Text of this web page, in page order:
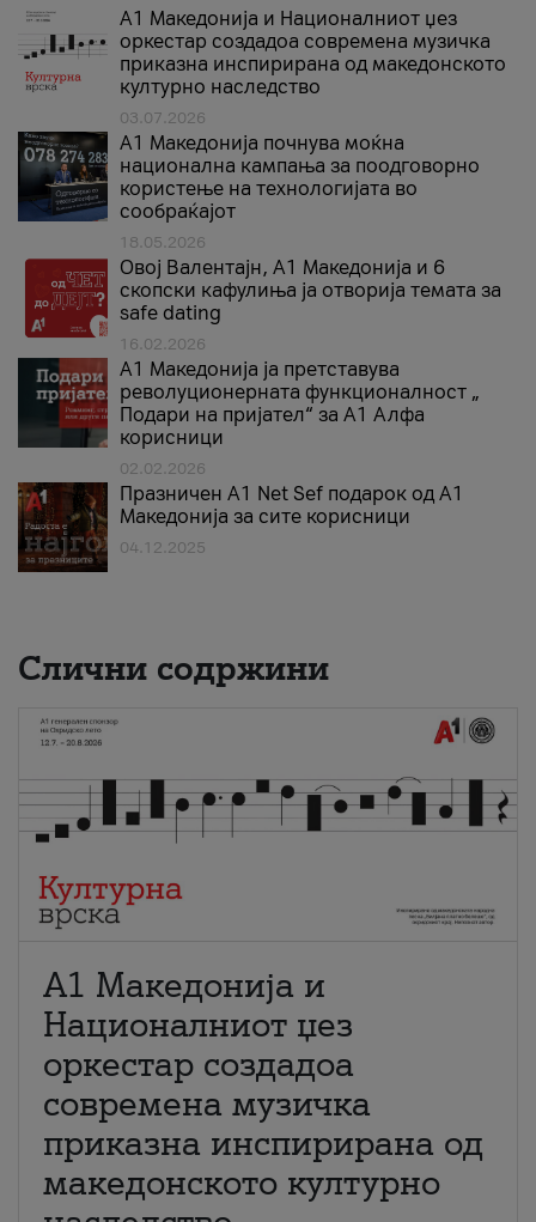
А1 Македонија и Националниот џез
оркестар создадоа современа музичка
приказна инспирирана од македонското
културно наследство
03.07.2026
A1 Македонија почнува моќна
национална кампања за поодговорно
користење на технологијата во
сообраќајот
18.05.2026
Овој Валентајн, A1 Македонија и 6
скопски кафулиња ја отворија темата за
safe dating
16.02.2026
А1 Македонија ја претставува
револуционерната функционалност „
Подари на пријател“ за А1 Алфа
корисници
02.02.2026
Празничен A1 Net Sеf подарок од А1
Македонија за сите корисници
04.12.2025
Слични содржини
А1 Македонија и
Националниот џез
оркестар создадоа
современа музичка
приказна инспирирана од
македонското културно